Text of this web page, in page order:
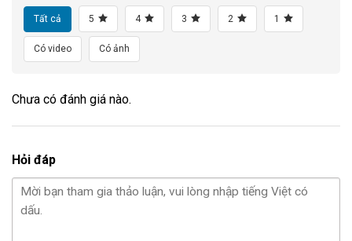
Tất cả 5 4 3 2 1
Có video Có ảnh
Chưa có đánh giá nào.
Hỏi đáp